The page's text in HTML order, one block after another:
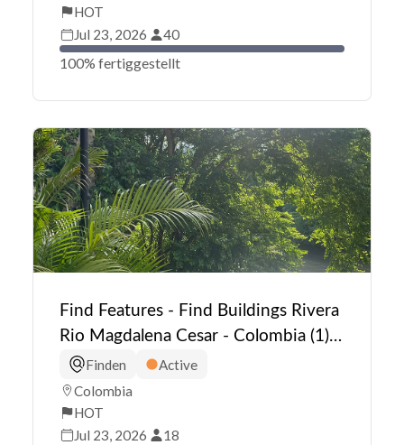
HOT
Jul 23, 2026
40
100% fertiggestellt
Find Features - Find Buildings Rivera
Rio Magdalena Cesar - Colombia (1)
HOTFinden
Active
Colombia
HOT
Jul 23, 2026
18